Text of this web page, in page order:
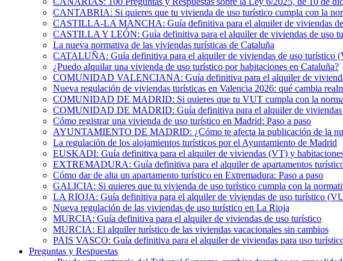
CANTABRIA: Si quieres que tu vivienda de uso turístico cumpla con la
CASTILLA-LA MANCHA: Guía definitiva para el alquiler de viviendas
CASTILLA Y LEÓN: Guía definitiva para el alquiler de viviendas de uso
La nueva normativa de las viviendas turísticas de Cataluña
CATALUÑA: Guía definitiva para el alquiler de viviendas de uso turístico
¿Puedo alquilar una vivienda de uso turístico por habitaciones en Cataluña?
COMUNIDAD VALENCIANA: Guía definitiva para el alquiler de
Nueva regulación de viviendas turísticas en Valencia 2026: qué cambia
COMUNIDAD DE MADRID: Si quieres que tu VUT cumpla con la
COMUNIDAD DE MADRID: Guía definitiva para el alquiler de
Cómo registrar una vivienda de uso turístico en Madrid: Paso a paso
AYUNTAMIENTO DE MADRID: ¿Cómo te afecta la publicación de la
La regulación de los alojamientos turísticos por el Ayuntamiento de Madrid
EUSKADI: Guía definitiva para el alquiler de viviendas (VT) y
EXTREMADURA: Guía definitiva para el alquiler de apartamentos
Cómo dar de alta un apartamento turístico en Extremadura: Paso a paso
GALICIA: Si quieres que tu vivienda de uso turístico cumpla con la
LA RIOJA: Guía definitiva para el alquiler de viviendas de uso turístico
Nueva regulación de las viviendas de uso turístico en La Rioja
MURCIA: Guía definitiva para el alquiler de viviendas de uso turístico
MURCIA: El alquiler turístico de las viviendas vacacionales sin cambios
PAIS VASCO: Guía definitiva para el alquiler de viviendas para uso
Preguntas y Respuestas